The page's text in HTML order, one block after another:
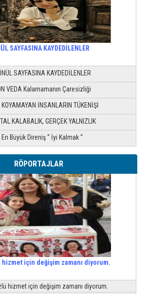
SAYFASINA KAYDEDİLENLER
SAYFASINA KAYDEDİLENLER
VEDA Kalamamanın Çaresizliği
İNSANLARIN TÜKENİŞİ
KALABALIK, GERÇEK YALNIZLIK
Büyük Direniş “ İyi Kalmak “
RÖPORTAJLAR
hizmet için değişim zamanı diyorum.
hizmet için değişim zamanı diyorum.